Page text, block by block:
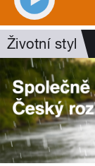
Životní styl